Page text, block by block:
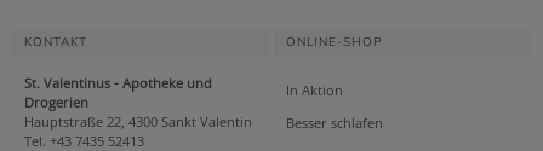
KONTAKT
St. Valentinus - Apotheke und
Drogerien
Hauptstraße 22, 4300 Sankt Valentin
Tel. +43 7435 52413
ONLINE-SHOP
In Aktion
Besser schlafen